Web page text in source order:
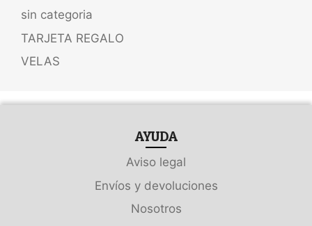
sin categoria
TARJETA REGALO
VELAS
AYUDA
Aviso legal
Envíos y devoluciones
Nosotros